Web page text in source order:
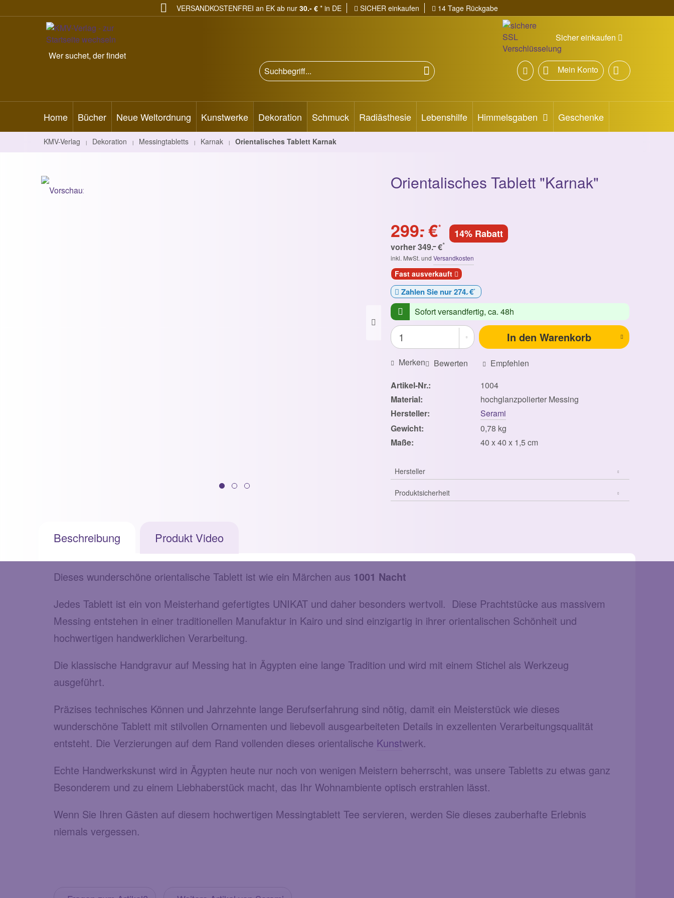
VERSANDKOSTENFREI an EK ab nur 30.- € * in DE SICHER einkaufen 14 Tage Rückgabe
Sicher einkaufen
Wer suchet, der findet
Mein Konto
Home Bücher Neue Weltordnung Kunstwerke Dekoration Schmuck Radiästhesie Lebenshilfe Himmelsgaben Geschenke
KMV-Verlag | Dekoration | Messingtabletts | Karnak | Orientalisches Tablett Karnak
Orientalisches Tablett "Karnak"
299.
- €
* 14% Rabatt
vorher349.-€*
inkl. MwSt. undVersandkosten
Fast ausverkauft
Zahlen Sie nur 274.-€*
Sofort versandfertig, ca. 48h
In den Warenkorb
Merken Bewerten
Empfehlen
Artikel-Nr.:
1004
Material:
hochglanzpolierter Messing
Hersteller:
Serami
Gewicht:
0,78 kg
Maße:
40 x 40 x 1,5 cm
Hersteller
Produktsicherheit
Beschreibung Produkt Video
Dieses wunderschöne orientalische Tablett ist wie ein Märchen aus 1001 Nacht
Jedes Tablett ist ein von Meisterhand gefertigtes UNIKAT und daher besonders wertvoll. Diese Prachtstücke aus massivem
Messing entstehen in einer traditionellen Manufaktur in Kairo und sind einzigartig in ihrer orientalischen Schönheit und
hochwertigen handwerklichen Verarbeitung.
Die klassische Handgravur auf Messing hat in Ägypten eine lange Tradition und wird mit einem Stichel als Werkzeug
ausgeführt.
Präzises technisches Können und Jahrzehnte lange Berufserfahrung sind nötig, damit ein Meisterstück wie dieses
wunderschöne Tablett mit stilvollen Ornamenten und liebevoll ausgearbeiteten Details in exzellenten Verarbeitungsqualität
entsteht. Die Verzierungen auf dem Rand vollenden dieses orientalische Kunstwerk.
Echte Handwerkskunst wird in Ägypten heute nur noch von wenigen Meistern beherrscht, was unsere Tabletts zu etwas ganz
Besonderem und zu einem Liebhaberstück macht, das Ihr Wohnambiente optisch erstrahlen lässt.
Wenn Sie Ihren Gästen auf diesem hochwertigen Messingtablett Tee servieren, werden Sie dieses zauberhafte Erlebnis
niemals vergessen.